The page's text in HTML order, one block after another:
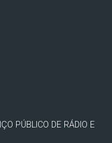
PÚBLICO DE RÁDIO E